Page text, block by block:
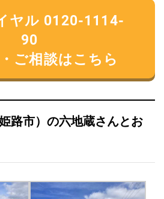
ヤル 0120-1114-
90
ご相談はこちら
路市）の六地蔵さんとお